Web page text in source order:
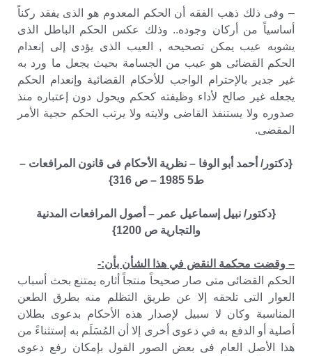
– وفى ذلك ذهب الفقه أن الحكم المعدوم هو الذى يفقد ركناً
أساسياً من أركان وجوده.. وذلك عكس الحكم الباطل الذى
يشوبه عيب يمكن تصحيحه , العيب الذى يؤدى إلى إنعدام
الحكم القضائى هو عيب من الجسامة بحيث يجعل ما ورد به
غير جدير بالإحترام الواجب للأحكام القضائية وإنعدام الحكم
يجعله غير صالح لأداء وظيفته كحكم ويحول دون إعتباره منذ
صدوره ولا يستنفذ القاضى ولايته ولا يرتب الحكم حجية الأمر
المقضى.
{دكتور/ أحمد أبو الوفا – نظرية الأحكام فى قانون المرافعات –
ط5 1985 – ص 316}
{دكتور/ نبيل إسماعيل عمر – أصول المرافعات المدنية
والتجارية ص 1200}
– وقضت محكمة النقض في هذا الشأن بأن:-
الحكم القضائى متى صار صحيحاً منتجاً أثاره يمتنع بحث أسباب
العوار التى تلحقه إلا عن طريق التظلم منه بطرق الطعن
المناسبة وكان لا سبيل لإصدار هذه الأحكام بدعوى بطلان
أصلية أو الدفع به في دعوى أخرى إلا أن المُسَلَم به إستثناءً من
هذا الأصل العام فى بعض الصور القول بإمكان رفع دعوى